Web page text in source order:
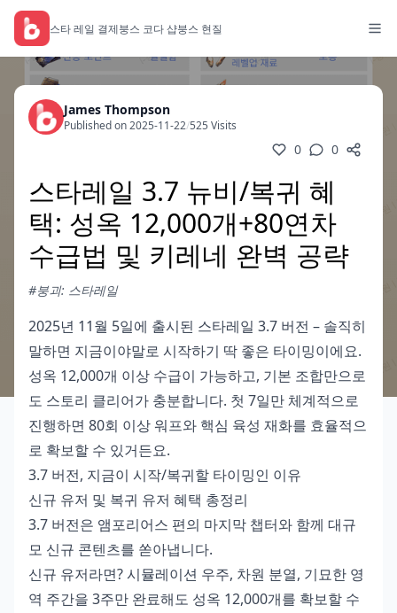
스타 레일 결제붕스 코다 샵붕스 현질
James Thompson
Published on 2025-11-22/525 Visits
0 0
스타레일 3.7 뉴비/복귀 혜
택: 성옥 12,000개+80연차
수급법 및 키레네 완벽 공략
#붕괴: 스타레일
2025년 11월 5일에 출시된 스타레일 3.7 버전 – 솔직히
말하면 지금이야말로 시작하기 딱 좋은 타이밍이에요.
성옥 12,000개 이상 수급이 가능하고, 기본 조합만으로
도 스토리 클리어가 충분합니다. 첫 7일만 체계적으로
진행하면 80회 이상 워프와 핵심 육성 재화를 효율적으
로 확보할 수 있거든요.
3.7 버전, 지금이 시작/복귀할 타이밍인 이유
신규 유저 및 복귀 유저 혜택 총정리
3.7 버전은 앰포리어스 편의 마지막 챕터와 함께 대규
모 신규 콘텐츠를 쏟아냅니다.
신규 유저라면? 시뮬레이션 우주, 차원 분열, 기묘한 영
역 주간을 3주만 완료해도 성옥 12,000개를 확보할 수